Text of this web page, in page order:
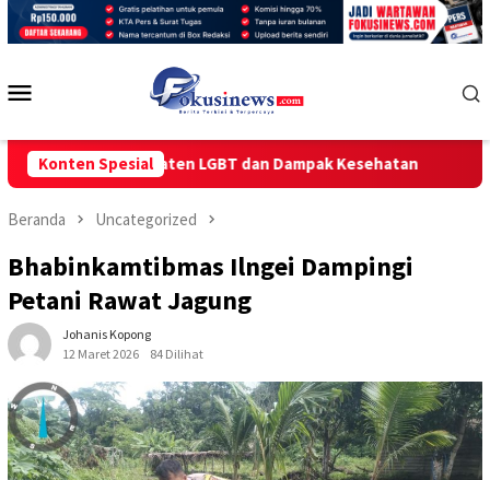
Loncat
Konten Spesial
Laten LGBT dan Dampak Kesehatan Diterpa Isu
Beranda Uncategorized
Bhabinkamtibmas Ilngei Dampingi
Petani Rawat Jagung
Johanis Kopong
12 Maret 2026
84 Dilihat